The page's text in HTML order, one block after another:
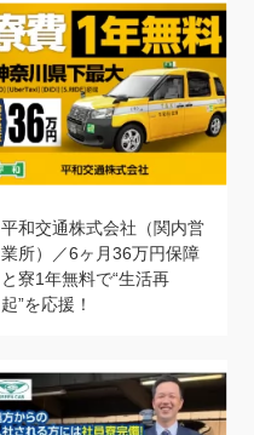
平和交通株式会社（関内営
業所）／6ヶ月36万円保障
と寮1年無料で“生活再
起”を応援！